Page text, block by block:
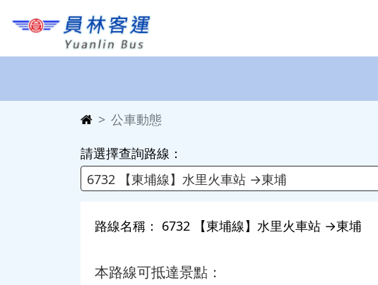
公車動態
請選擇查詢路線：
6732 【東埔線】水里火車站 →東埔
路線名稱： 6732 【東埔線】水里火車站 →東埔
本路線可抵達景點：